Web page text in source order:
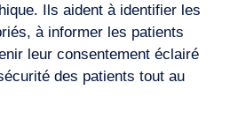
Ils aident à identifier les
à informer les patients
leur consentement éclairé
des patients tout au